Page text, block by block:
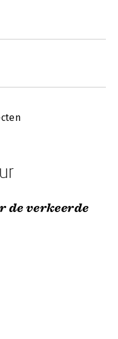
de verkeerde